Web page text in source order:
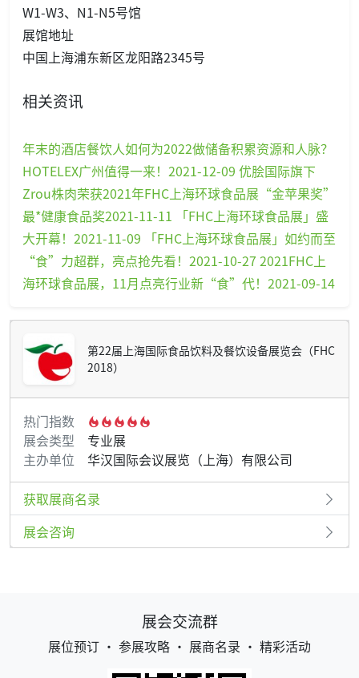
W1-W3、N1-N5号馆
展馆地址
中国上海浦东新区龙阳路2345号
相关资讯
年末的酒店餐饮人如何为2022做储备积累资源和人脉？
HOTELEX广州值得一来！2021-12-09 优脍国际旗下
Zrou株肉荣获2021年FHC上海环球食品展“金苹果奖”
最*健康食品奖2021-11-11
「FHC上海环球食品展」盛
大开幕！2021-11-09
「FHC上海环球食品展」如约而至
“食”力超群，亮点抢先看！2021-10-272021FHC上
海环球食品展，11月点亮行业新“食”代！2021-09-14
第22届上海国际食品饮料及餐饮设备展览会（FHC
2018）
热门指数
展会类型
专业展
主办单位
华汉国际会议展览（上海）有限公司
获取展商名录
展会咨询
展会交流群
展位预订 • 参展攻略 • 展商名录 • 精彩活动